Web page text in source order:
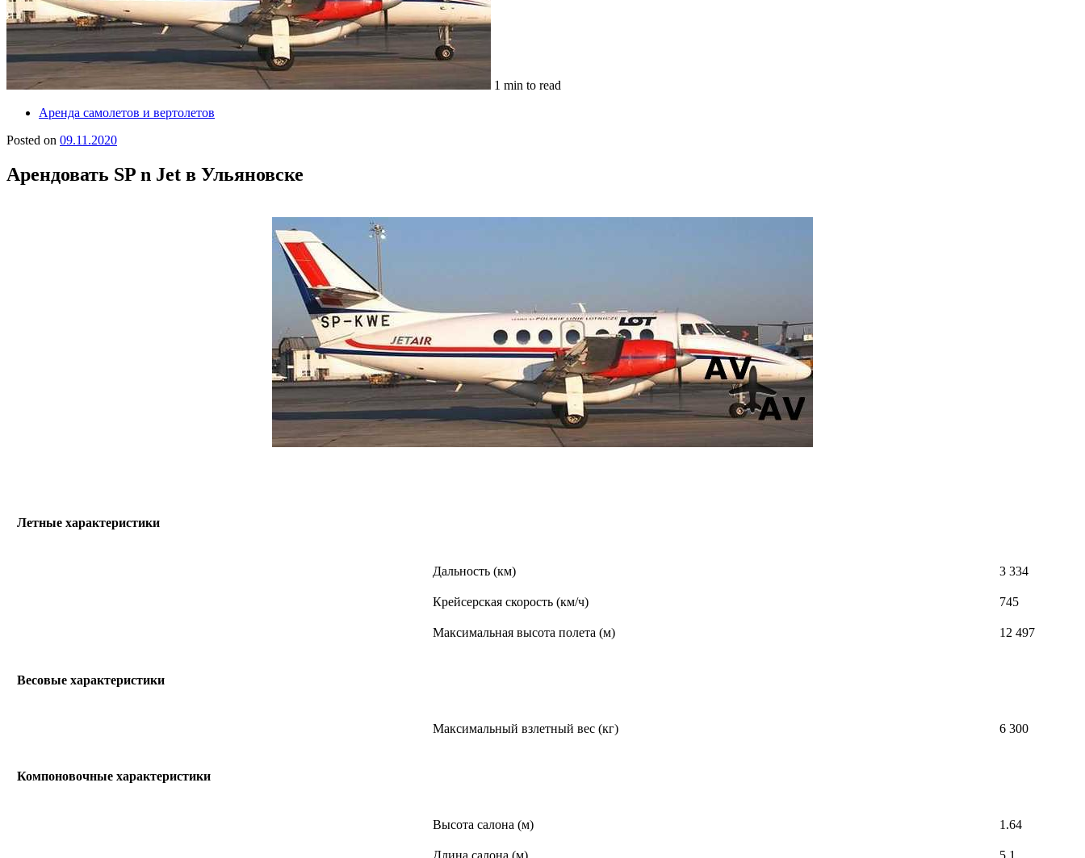
1 min to read
Аренда самолетов и вертолетов
Posted on 09.11.2020
Арендовать SP n Jet в Ульяновске
Летные характеристики
Дальность (км) 3 334
Крейсерская скорость (км/ч) 745
Максимальная высота полета (м) 12 497
Весовые характеристики
Максимальный взлетный вес (кг) 6 300
Компоновочные характеристики
Высота салона (м) 1.64
Длина салона (м) 5.1